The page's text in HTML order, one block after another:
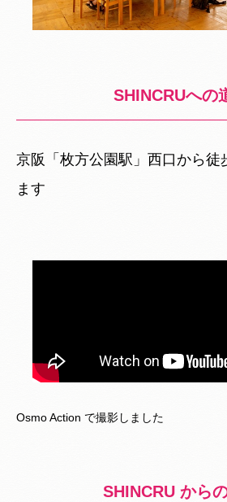
SHINCRUへの
京阪「枚方公園駅」西口から徒
ます
Osmo Action で撮影しました
SHINCRU から